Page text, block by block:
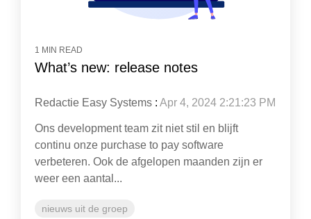
1 MIN READ
What’s new: release notes
Redactie Easy Systems : Apr 4, 2024 2:21:23 PM
Ons development team zit niet stil en blijft
continu onze purchase to pay software
verbeteren. Ook de afgelopen maanden zijn er
weer een aantal...
nieuws uit de groep